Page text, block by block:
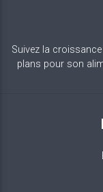
Suivez la
plans pour son